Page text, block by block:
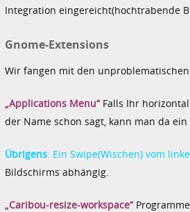
Integration eingereicht(hochtrabende
Gnome-Extensions
Wir fangen mit den
„Applications Menu“Falls Ihr
der Name schon sagt, kann man da
Übrigens: Ein Swipe(Wischen) vom
Bildschirms abhängig.
„Caribou-resize-workspace“